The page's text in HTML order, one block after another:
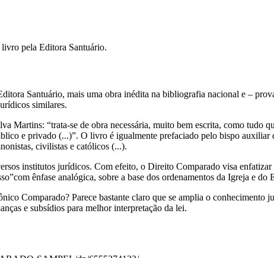
pela Editora Santuário.
Santuário, mais uma obra inédita na bibliografia nacional e –
similares.
“trata-se de obra necessária, muito bem escrita, como tudo
e privado (...)”. O livro é igualmente prefaciado pelo bispo
civilistas e católicos (...).
institutos jurídicos. Com efeito, o Direito Comparado visa enfatizar
ênfase analógica, sobre a base dos ordenamentos da Igreja e do
Comparado? Parece bastante claro que se amplia o conhecimento
e subsídios para melhor interpretação da lei.